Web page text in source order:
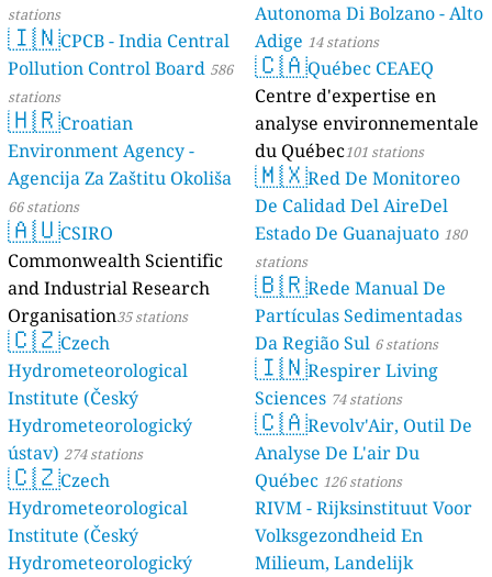
stations
🇮🇳CPCB - India Central
Pollution Control Board 586
stations
🇭🇷Croatian
Environment Agency -
Agencija Za Zaštitu Okoliša
66 stations
🇦🇺CSIRO
Commonwealth Scientific
and Industrial Research
Organisation35 stations
🇨🇿Czech
Hydrometeorological
Institute (Český
Hydrometeorologický
ústav) 274 stations
🇨🇿Czech
Hydrometeorological
Institute (Český
Hydrometeorologický
Autonoma Di Bolzano - Alto
Adige 14 stations
🇨🇦Québec CEAEQ
Centre d'expertise en
analyse environnementale
du Québec101 stations
🇲🇽Red De Monitoreo
De Calidad Del AireDel
Estado De Guanajuato 180
stations
🇧🇷Rede Manual De
Partículas Sedimentadas
Da Região Sul 6 stations
🇮🇳Respirer Living
Sciences 74 stations
🇨🇦Revolv'Air, Outil De
Analyse De L'air Du
Québec 126 stations
RIVM - Rijksinstituut Voor
Volksgezondheid En
Milieum, Landelijk